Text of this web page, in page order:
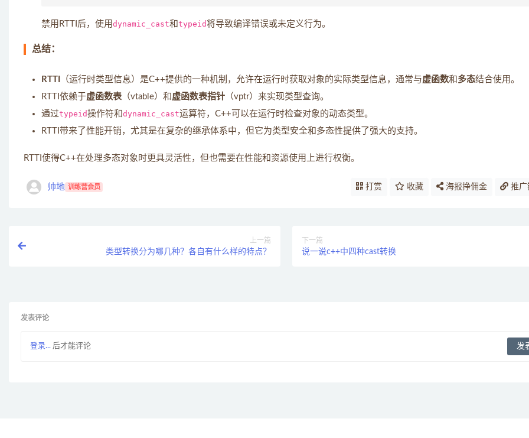
禁用RTTI后，使用dynamic_cast和typeid将导致编译错误或未定义行为。
总结：
RTTI （运行时类型信息）是C++提供的一种机制，允许在运行时获取对象的实际类型信息，通常与虚函数和 多态结合使用。
RTTI依赖于虚函数表 （vtable）和 虚函数表指针 （vptr）来实现类型查询。
通过typeid操作符和dynamic_cast运算符，C++可以在运行时检查对象的动态类型。
RTTI带来了性能开销，尤其是在复杂的继承体系中，但它为类型安全和多态性提供了强大的支持。
RTTI使得C++在处理多态对象时更具灵活性，但也需要在性能和资源使用上进行权衡。
帅地 训练营会员 打赏 收藏 海报挣佣金 推广
上一篇
类型转换分为哪几种？各自有什么样的特点？
下一篇
说一说c++中四种cast转换
发表评论
登录... 后才能评论